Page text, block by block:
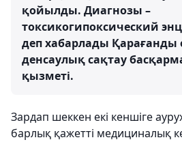
қойылды. Диагнозы –
токсикогипоксический
деп хабарлады Қарағанды
денсаулық сақтау
қызметі.
Зардап шеккен екі кеншіге
барлық қажетті медициналық